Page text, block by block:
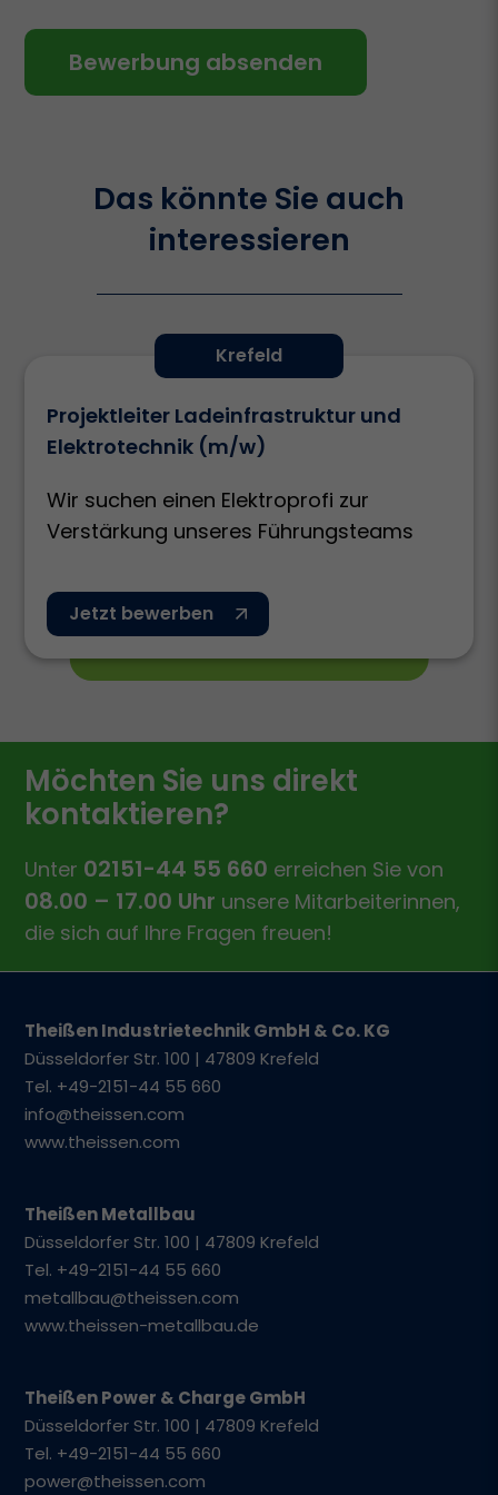
Bewerbung absenden
Das könnte Sie auch
interessieren
Krefeld
Projektleiter Ladeinfrastruktur und
Elektrotechnik (m/w)
Wir suchen einen Elektroprofi zur
Verstärkung unseres Führungsteams
Jetzt bewerben
Möchten Sie uns direkt
kontaktieren?
Unter 02151-44 55 660 erreichen Sie von
08.00 – 17.00 Uhr unsere Mitarbeiterinnen,
die sich auf Ihre Fragen freuen!
Theißen Industrietechnik GmbH & Co. KG
Düsseldorfer Str. 100 | 47809 Krefeld
Tel. +49-2151-44 55 660
info@theissen.com
www.theissen.com
Theißen Metallbau
Düsseldorfer Str. 100 | 47809 Krefeld
Tel. +49-2151-44 55 660
metallbau@theissen.com
www.theissen-metallbau.de
Theißen Power & Charge GmbH
Düsseldorfer Str. 100 | 47809 Krefeld
Tel. +49-2151-44 55 660
power@theissen.com
Datenschutzerklärung